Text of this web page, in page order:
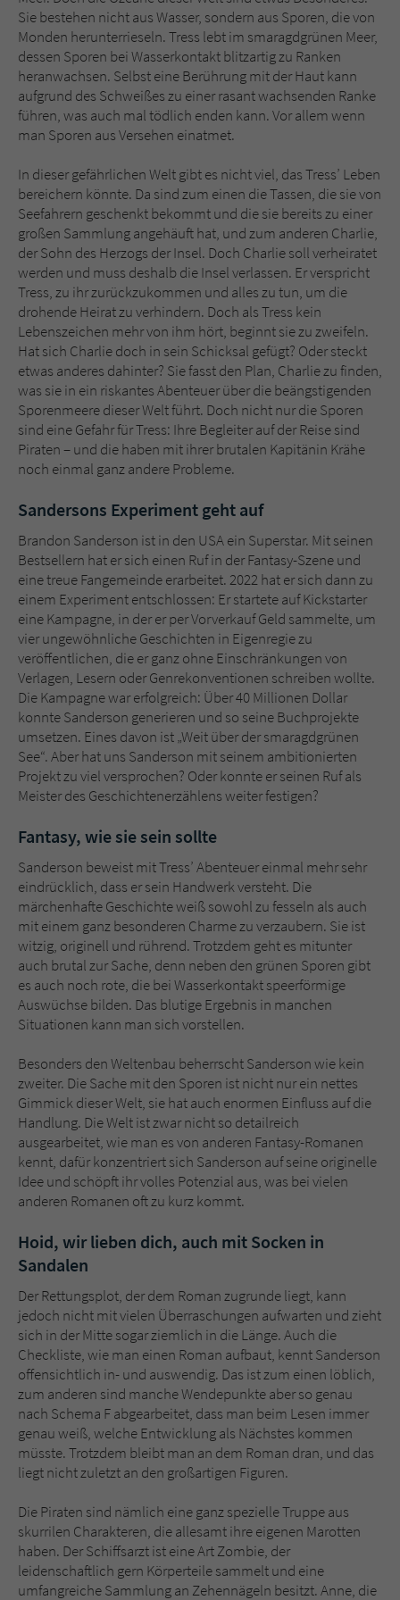
Sie bestehen nicht aus Wasser, sondern aus Sporen, die von
Monden herunterrieseln. Tress lebt im smaragdgrünen Meer,
dessen Sporen bei Wasserkontakt blitzartig zu Ranken
heranwachsen. Selbst eine Berührung mit der Haut kann
aufgrund des Schweißes zu einer rasant wachsenden Ranke
führen, was auch mal tödlich enden kann. Vor allem wenn
man Sporen aus Versehen einatmet.
In dieser gefährlichen Welt gibt es nicht viel, das Tress’ Leben
bereichern könnte. Da sind zum einen die Tassen, die sie von
Seefahrern geschenkt bekommt und die sie bereits zu einer
großen Sammlung angehäuft hat, und zum anderen Charlie,
der Sohn des Herzogs der Insel. Doch Charlie soll verheiratet
werden und muss deshalb die Insel verlassen. Er verspricht
Tress, zu ihr zurückzukommen und alles zu tun, um die
drohende Heirat zu verhindern. Doch als Tress kein
Lebenszeichen mehr von ihm hört, beginnt sie zu zweifeln.
Hat sich Charlie doch in sein Schicksal gefügt? Oder steckt
etwas anderes dahinter? Sie fasst den Plan, Charlie zu finden,
was sie in ein riskantes Abenteuer über die beängstigenden
Sporenmeere dieser Welt führt. Doch nicht nur die Sporen
sind eine Gefahr für Tress: Ihre Begleiter auf der Reise sind
Piraten – und die haben mit ihrer brutalen Kapitänin Krähe
noch einmal ganz andere Probleme.
Sandersons Experiment geht auf
Brandon Sanderson ist in den USA ein Superstar. Mit seinen
Bestsellern hat er sich einen Ruf in der Fantasy-Szene und
eine treue Fangemeinde erarbeitet. 2022 hat er sich dann zu
einem Experiment entschlossen: Er startete auf Kickstarter
eine Kampagne, in der er per Vorverkauf Geld sammelte, um
vier ungewöhnliche Geschichten in Eigenregie zu
veröffentlichen, die er ganz ohne Einschränkungen von
Verlagen, Lesern oder Genrekonventionen schreiben wollte.
Die Kampagne war erfolgreich: Über 40 Millionen Dollar
konnte Sanderson generieren und so seine Buchprojekte
umsetzen. Eines davon ist „Weit über der smaragdgrünen
See“. Aber hat uns Sanderson mit seinem ambitionierten
Projekt zu viel versprochen? Oder konnte er seinen Ruf als
Meister des Geschichtenerzählens weiter festigen?
Fantasy, wie sie sein sollte
Sanderson beweist mit Tress’ Abenteuer einmal mehr sehr
eindrücklich, dass er sein Handwerk versteht. Die
märchenhafte Geschichte weiß sowohl zu fesseln als auch
mit einem ganz besonderen Charme zu verzaubern. Sie ist
witzig, originell und rührend. Trotzdem geht es mitunter
auch brutal zur Sache, denn neben den grünen Sporen gibt
es auch noch rote, die bei Wasserkontakt speerförmige
Auswüchse bilden. Das blutige Ergebnis in manchen
Situationen kann man sich vorstellen.
Besonders den Weltenbau beherrscht Sanderson wie kein
zweiter. Die Sache mit den Sporen ist nicht nur ein nettes
Gimmick dieser Welt, sie hat auch enormen Einfluss auf die
Handlung. Die Welt ist zwar nicht so detailreich
ausgearbeitet, wie man es von anderen Fantasy-Romanen
kennt, dafür konzentriert sich Sanderson auf seine originelle
Idee und schöpft ihr volles Potenzial aus, was bei vielen
anderen Romanen oft zu kurz kommt.
Hoid, wir lieben dich, auch mit Socken in
Sandalen
Der Rettungsplot, der dem Roman zugrunde liegt, kann
jedoch nicht mit vielen Überraschungen aufwarten und zieht
sich in der Mitte sogar ziemlich in die Länge. Auch die
Checkliste, wie man einen Roman aufbaut, kennt Sanderson
offensichtlich in- und auswendig. Das ist zum einen löblich,
zum anderen sind manche Wendepunkte aber so genau
nach Schema F abgearbeitet, dass man beim Lesen immer
genau weiß, welche Entwicklung als Nächstes kommen
müsste. Trotzdem bleibt man an dem Roman dran, und das
liegt nicht zuletzt an den großartigen Figuren.
Die Piraten sind nämlich eine ganz spezielle Truppe aus
skurrilen Charakteren, die allesamt ihre eigenen Marotten
haben. Der Schiffsarzt ist eine Art Zombie, der
leidenschaftlich gern Körperteile sammelt und eine
umfangreiche Sammlung an Zehennägeln besitzt. Anne, die
Sicherheitscode des Kontaktformulars zu
überprüfen.